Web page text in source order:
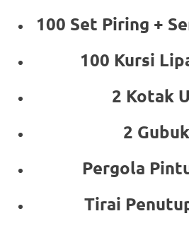
100 Set Piring +
100 Kursi
2 Kotak
2
Pergola
Tirai